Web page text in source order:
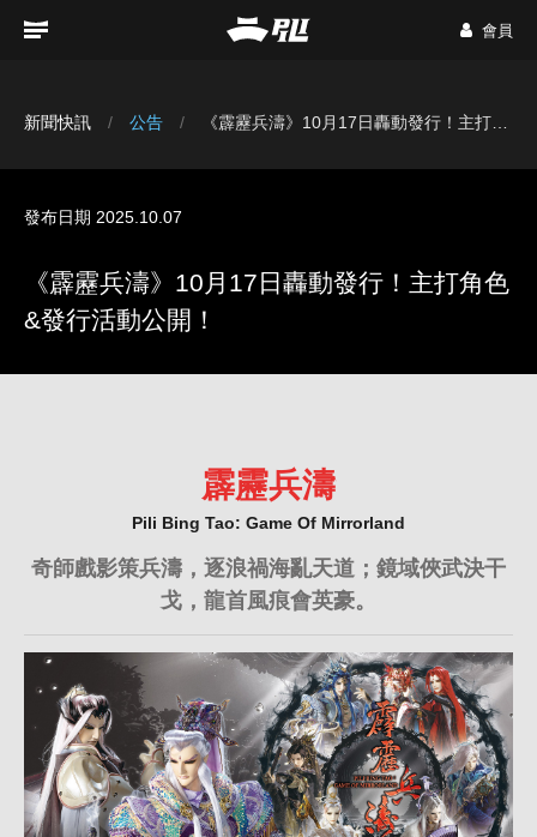
會員
新聞快訊 公告 《霹靂兵濤》10月17日轟動發行！主打角色&發行活動公開！
發布日期 2025.10.07
《霹靂兵濤》10月17日轟動發行！主打角色
&發行活動公開！
霹靂兵濤
Pili Bing Tao: Game Of Mirrorland
奇師戲影策兵濤，逐浪禍海亂天道；鏡域俠武決干
戈，龍首風痕會英豪。